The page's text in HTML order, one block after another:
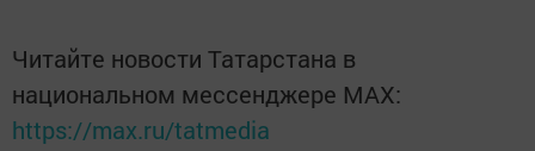
Читайте новости Татарстана в
национальном мессенджере MАХ:
https://max.ru/tatmedia